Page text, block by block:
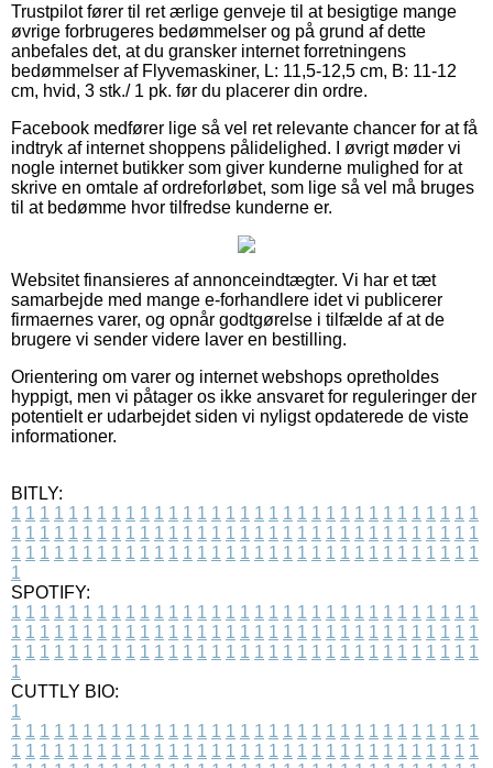
Trustpilot fører til ret ærlige genveje til at besigtige mange
øvrige forbrugeres bedømmelser og på grund af dette
anbefales det, at du gransker internet forretningens
bedømmelser af Flyvemaskiner, L: 11,5-12,5 cm, B: 11-12
cm, hvid, 3 stk./ 1 pk. før du placerer din ordre.
Facebook medfører lige så vel ret relevante chancer for at få
indtryk af internet shoppens pålidelighed. I øvrigt møder vi
nogle internet butikker som giver kunderne mulighed for at
skrive en omtale af ordreforløbet, som lige så vel må bruges
til at bedømme hvor tilfredse kunderne er.
Websitet finansieres af annonceindtægter. Vi har et tæt
samarbejde med mange e-forhandlere idet vi publicerer
firmaernes varer, og opnår godtgørelse i tilfælde af at de
brugere vi sender videre laver en bestilling.
Orientering om varer og internet webshops opretholdes
hyppigt, men vi påtager os ikke ansvaret for reguleringer der
potentielt er udarbejdet siden vi nyligst opdaterede de viste
informationer.
BITLY:
1 1 1 1 1 1 1 1 1 1 1 1 1 1 1 1 1 1 1 1 1 1 1 1 1 1 1 1 1 1 1 1 1
1 1 1 1 1 1 1 1 1 1 1 1 1 1 1 1 1 1 1 1 1 1 1 1 1 1 1 1 1 1 1 1 1
1 1 1 1 1 1 1 1 1 1 1 1 1 1 1 1 1 1 1 1 1 1 1 1 1 1 1 1 1 1 1 1 1
1
SPOTIFY:
1 1 1 1 1 1 1 1 1 1 1 1 1 1 1 1 1 1 1 1 1 1 1 1 1 1 1 1 1 1 1 1 1
1 1 1 1 1 1 1 1 1 1 1 1 1 1 1 1 1 1 1 1 1 1 1 1 1 1 1 1 1 1 1 1 1
1 1 1 1 1 1 1 1 1 1 1 1 1 1 1 1 1 1 1 1 1 1 1 1 1 1 1 1 1 1 1 1 1
1
CUTTLY BIO:
1
1 1 1 1 1 1 1 1 1 1 1 1 1 1 1 1 1 1 1 1 1 1 1 1 1 1 1 1 1 1 1 1 1
1 1 1 1 1 1 1 1 1 1 1 1 1 1 1 1 1 1 1 1 1 1 1 1 1 1 1 1 1 1 1 1 1